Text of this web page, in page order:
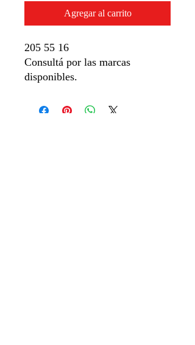
Agregar al carrito
205 55 16
Consultá por las marcas
disponibles.